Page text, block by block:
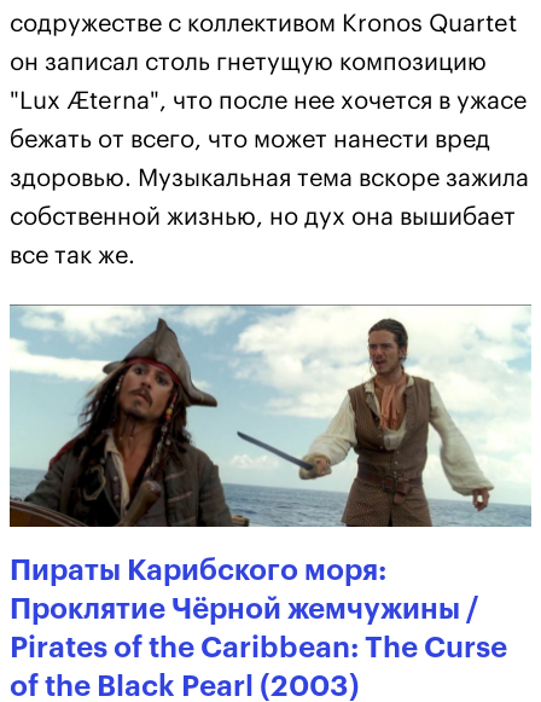
содружестве с коллективом Kronos Quartet
он записал столь гнетущую композицию
"Lux Æterna", что после нее хочется в ужасе
бежать от всего, что может нанести вред
здоровью. Музыкальная тема вскоре зажила
собственной жизнью, но дух она вышибает
все так же.
Пираты Карибского моря:
Проклятие Чёрной жемчужины /
Pirates of the Caribbean: The Curse
of the Black Pearl (2003)